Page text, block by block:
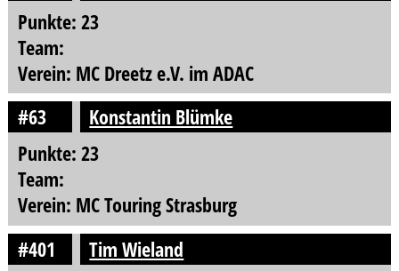
Punkte: 23
Team:
Verein: MC Dreetz e.V. im ADAC
#63
Konstantin Blümke
Punkte: 23
Team:
Verein: MC Touring Strasburg
#401
Tim Wieland